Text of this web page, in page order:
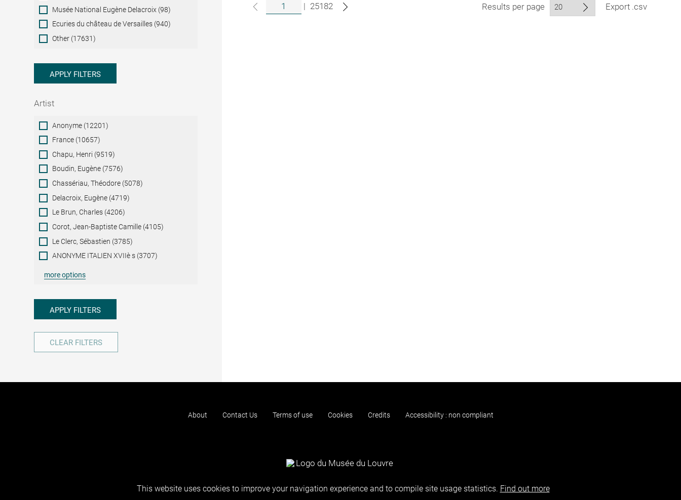
Musée National Eugène Delacroix (98)
Ecuries du château de Versailles (940)
Other (17631)
APPLY FILTERS
Artist
ArtistAnonyme (12201)
France (10657)
Chapu, Henri (9519)
Boudin, Eugène (7576)
Chassériau, Théodore (5078)
Delacroix, Eugène (4719)
Le Brun, Charles (4206)
Corot, Jean-Baptiste Camille (4105)
Le Clerc, Sébastien (3785)
ANONYME ITALIEN XVIIè s (3707)
more options
APPLY FILTERS
CLEAR FILTERS
| 25182 Results per page Export .csv
About Contact Us Terms of use Cookies Credits Accessibility : non compliant
This website uses cookies to improve your navigation experience and to compile site usage statistics. Find out more